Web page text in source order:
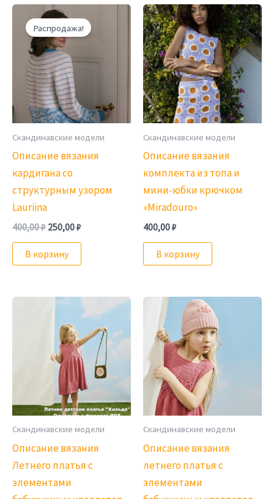
Распродажа!
Скандинавские модели
Описание вязания
кардигана со
структурным узором
Lauriina
400,00₽ Первоначальная
400,00 ₽.
250,00₽
В корзину
Скандинавские модели
Описание вязания
комплекта из топа и
мини-юбки крючком
«Miradouro»
400,00₽
В корзину
Скандинавские модели
Описание вязания
Летнего платья с
элементами
Скандинавские модели
Описание вязания
летнего платья с
элементами